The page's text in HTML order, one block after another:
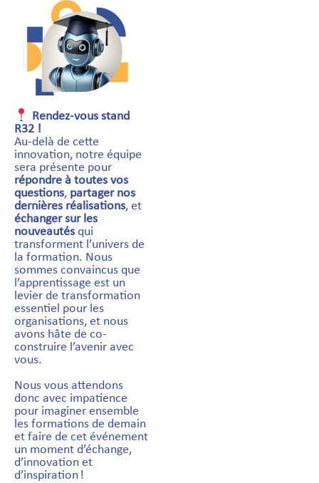
Rendez-vous stand
R32 !
Au-delà de cette
innovation, notre équipe
sera présente pour
répondre à toutes vos
questions, partager nos
dernières réalisations, et
échanger sur les
nouveautés qui
transforment l’univers de
la formation. Nous
sommes convaincus que
l’apprentissage est un
levier de transformation
essentiel pour les
organisations, et nous
avons hâte de co-
construire l’avenir avec
vous.
Nous vous attendons
donc avec impatience
pour imaginer ensemble
les formations de demain
et faire de cet événement
un moment d’échange,
d’innovation et
d’inspiration !